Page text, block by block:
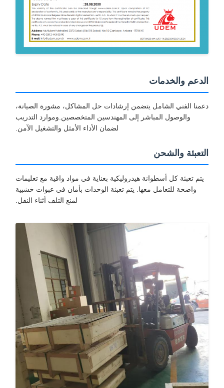
الدعم والخدمات
دعمنا الفني الشامل يتضمن إرشادات حل المشاكل، مشورة الصيانة،
والوصول المباشر إلى المهندسين المتخصصين.وموارد التدريب
لضمان الأداء الأمثل والتشغيل الآمن.
التعبئة والشحن
يتم تعبئة كل أسطوانة هيدروليكية بعناية في مواد واقية مع تعليمات
واضحة للتعامل معها. يتم تعبئة الوحدات بأمان في عبوات خشبية
لمنع التلف أثناء النقل.